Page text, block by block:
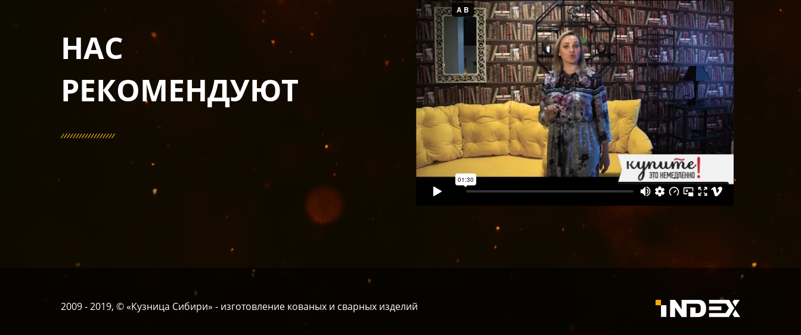
НАС
РЕКОМЕНДУЮТ
2009 - 2019, © «Кузница Сибири» - изготовление кованых и сварных изделий